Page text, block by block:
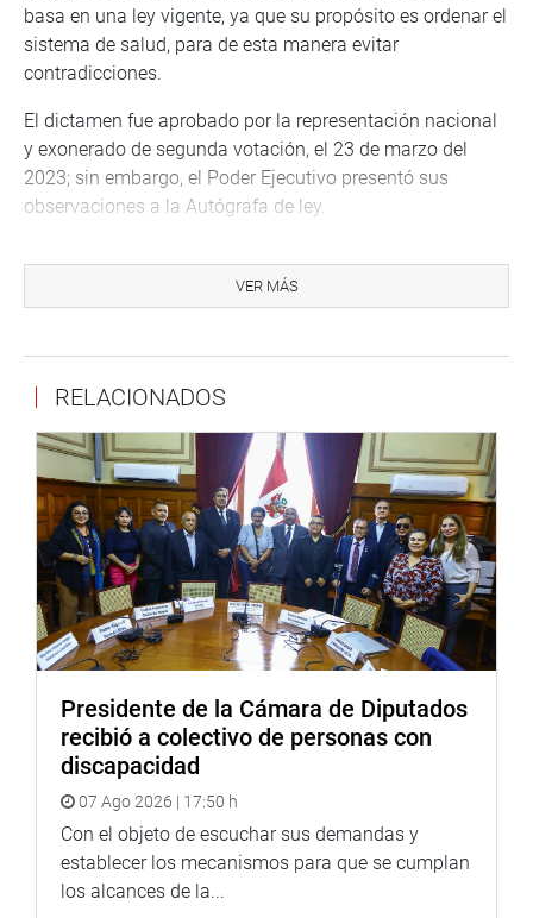
basa en una ley vigente, ya que su propósito es ordenar el
sistema de salud, para de esta manera evitar
contradicciones.
El dictamen fue aprobado por la representación nacional
y exonerado de segunda votación, el 23 de marzo del
2023; sin embargo, el Poder Ejecutivo presentó sus
observaciones a la Autógrafa de ley.
VER MÁS
RELACIONADOS
Presidente de la Cámara de Diputados
recibió a colectivo de personas con
discapacidad
07 Ago 2026 | 17:50 h
Con el objeto de escuchar sus demandas y
establecer los mecanismos para que se cumplan
los alcances de la...